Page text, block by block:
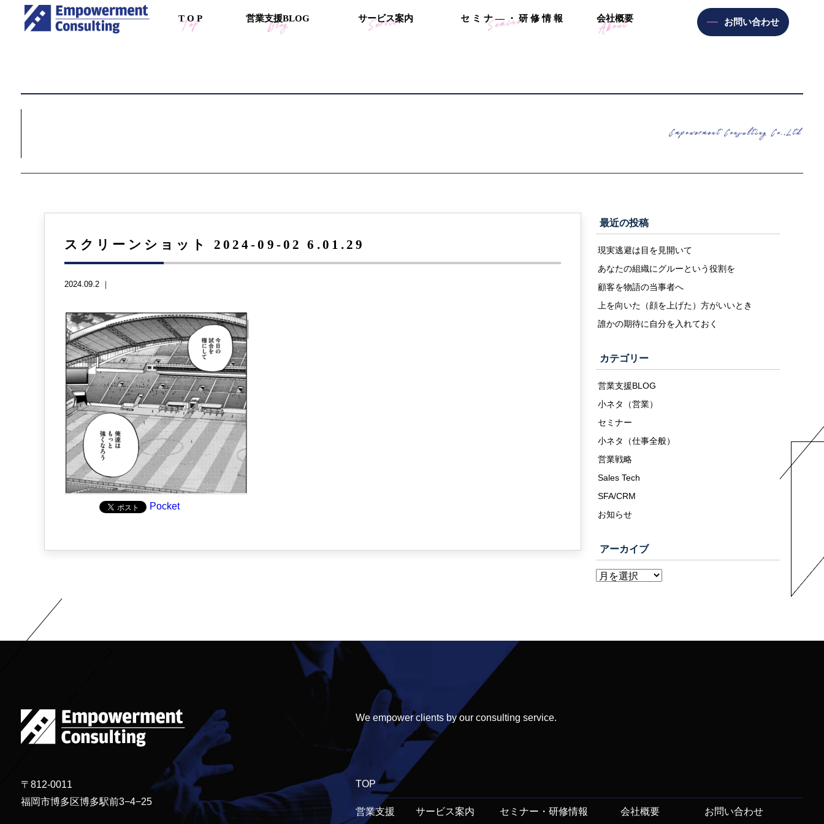
T O P 営業支援BLOG サービス案内 セ ミ ナ ― ・ 研 修 情 報 会社概要 お問い合わせ
スクリーンショット 2024-09-02 6.01.29
2024.09.2 ｜
Pocket
最近の投稿
現実逃避は目を見開いて
あなたの組織にグルーという役割を
顧客を物語の当事者へ
上を向いた（顔を上げた）方がいいとき
誰かの期待に自分を入れておく
カテゴリー
営業支援BLOG
小ネタ（営業）
セミナー
小ネタ（仕事全般）
営業戦略
Sales Tech
SFA/CRM
お知らせ
アーカイブ
〒812-0011
福岡市博多区博多駅前3−4−25
We empower clients by our consulting service.
TOP
営業支援 サービス案内 セミナー・研修情報 会社概要 お問い合わせ